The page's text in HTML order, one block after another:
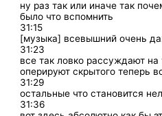
ну раз так или иначе так
было что вспомнить
31:15
[музыка] всевышний очень
31:23
все так ловко рассуждают
оперируют скрытого теперь
31:29
остальные что становится
31:36